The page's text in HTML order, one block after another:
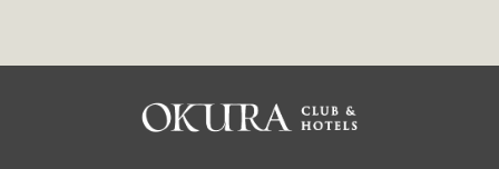
〒401-0302
山梨県南都留郡